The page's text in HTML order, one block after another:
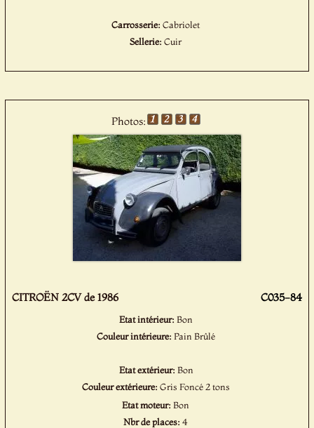
Carrosserie: Cabriolet
Sellerie: Cuir
Photos:
CITROËN 2CV de 1986 C035-84
Etat intérieur:Bon
Couleur intérieure:Pain Brûlé
Etat extérieur: Bon
Couleur extérieure:Gris Foncé 2 tons
Etat moteur: Bon
Nbr de places: 4